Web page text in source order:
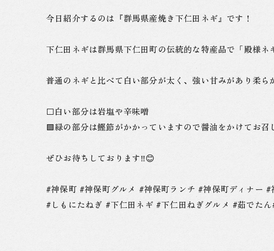
今日紹介するのは『群馬県産焼き下仁田ネギ』です！
下仁田ネギは群馬県下仁田町の伝統的な特産品で「殿様ネ
普通のネギと比べて白い部分が太く、強い甘みがあり柔
⬜️白い部分は岩塩や辛味噌
🟩緑の部分は鰹節がかかっていますので醤油をかけてお召
ぜひお待ちしております‼️😊
#神保町 #神保町グルメ #神保町ランチ #神保町ディナー
#しもにたねぎ #下仁田ネギ #下仁田ねぎグルメ #茹でた